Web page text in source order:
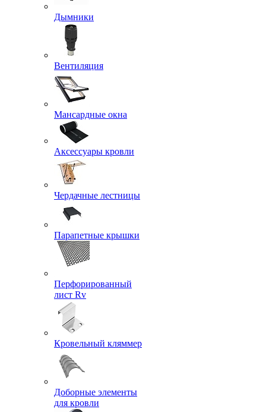
Дымники
Вентиляция
Мансардные окна
Аксессуары кровли
Чердачные лестницы
Парапетные крышки
Перфорированный
лист Rv
Кровельный кляммер
Доборные элементы
для кровли